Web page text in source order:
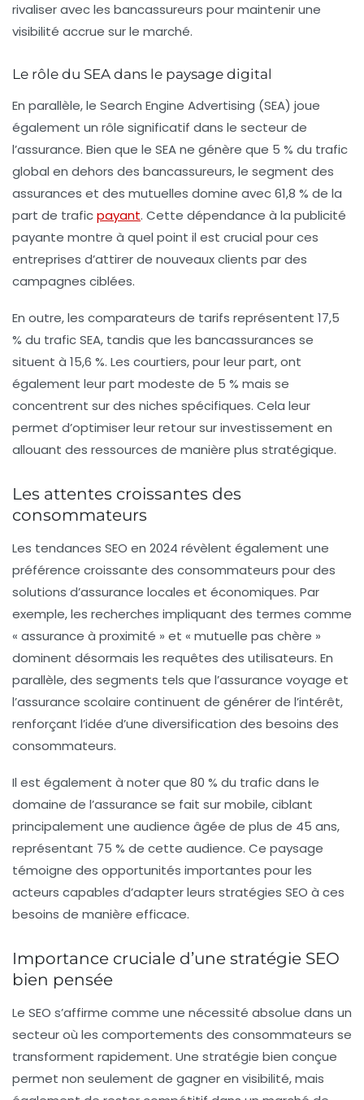
rivaliser avec les bancassureurs pour maintenir une
visibilité accrue sur le marché.
Le rôle du SEA dans le paysage digital
En parallèle, le Search Engine Advertising (SEA) joue
également un rôle significatif dans le secteur de
l’assurance. Bien que le SEA ne génère que 5 % du trafic
global en dehors des bancassureurs, le segment des
assurances et des mutuelles domine avec61,8 % de la
part de traficpayant. Cette dépendance à la publicité
payante montre à quel point il est crucial pour ces
entreprises d’attirer de nouveaux clients par des
campagnes ciblées.
En outre, les comparateurs de tarifs représentent 17,5
% du trafic SEA, tandis que les bancassurances se
situent à 15,6 %. Les courtiers, pour leur part, ont
également leur part modeste de 5 % mais se
concentrent sur des niches spécifiques. Cela leur
permet d’optimiser leur retour sur investissement en
allouant des ressources de manière plus stratégique.
Les attentes croissantes des
consommateurs
Les tendances SEO en 2024 révèlent également une
préférence croissante des consommateurs pour des
solutions d’assurance locales et économiques. Par
exemple, les recherches impliquant des termes comme
« assurance à proximité » et « mutuelle pas chère »
dominent désormais les requêtes des utilisateurs. En
parallèle, des segments tels que l’assurance voyage et
l’assurance scolaire continuent de générer de l’intérêt,
renforçant l’idée d’une diversification des besoins des
consommateurs.
Il est également à noter que 80 % du traficdans le
domaine de l’assurance se fait sur mobile, ciblant
principalement une audience âgée de plus de 45 ans,
représentant 75 % de cette audience. Ce paysage
témoigne des opportunités importantes pour les
acteurs capables d’adapter leurs stratégies SEO à ces
besoins de manière efficace.
Importance cruciale d’une stratégie SEO
bien pensée
Le SEO s’affirme comme une nécessité absolue dans un
secteur où les comportements des consommateurs se
transforment rapidement. Une stratégie bien conçue
permet non seulement de gagner en visibilité, mais